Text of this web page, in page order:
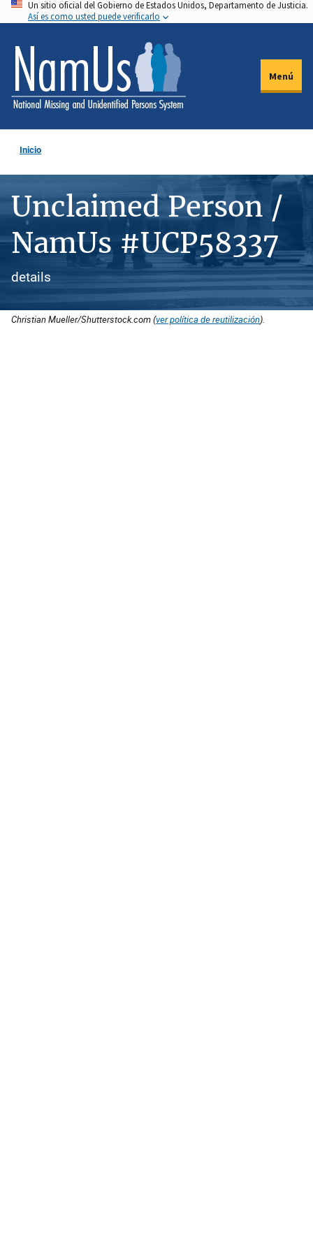
Pasar
al
contenido
principal
Un sitio oficial del Gobierno de Estados Unidos, Departamento de Justicia.
Así es como usted puede verificarlo
Menú
Inicio
Unclaimed Person /
NamUs #UCP58337
details
Christian Mueller/Shutterstock.com (ver política de reutilización).